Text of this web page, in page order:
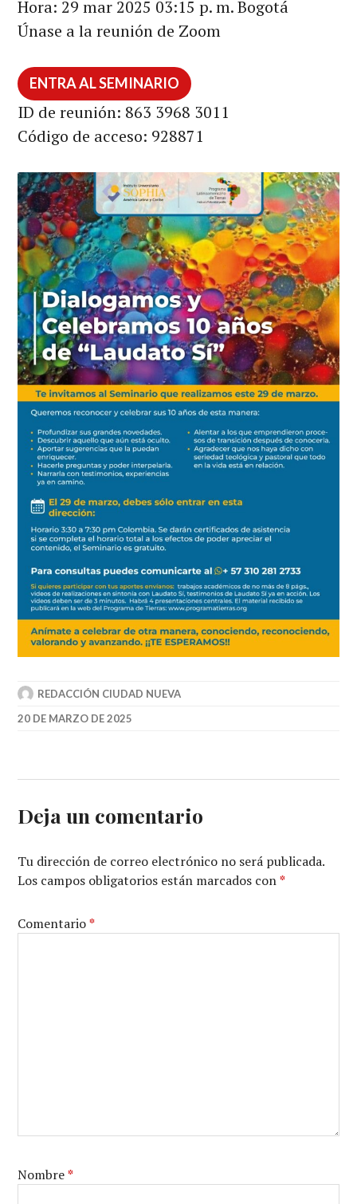
Hora: 29 mar 2025 03:15 p. m. Bogotá
Únase a la reunión de Zoom
ENTRA AL SEMINARIO
ID de reunión: 863 3968 3011
Código de acceso: 928871
REDACCIÓN CIUDAD NUEVA
20 DE MARZO DE 2025
Deja un comentario
Tu dirección de correo electrónico no será publicada.
Los campos obligatorios están marcados con*
Comentario*
Nombre*